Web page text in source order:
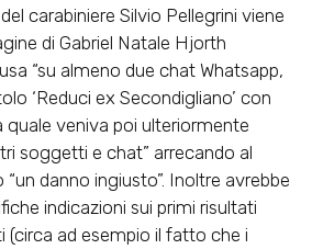
carabiniere Silvio Pellegrini viene
di Gabriel Natale Hjorth
“su almeno due chat Whatsapp,
‘Reduci ex Secondigliano’ con
quale veniva poi ulteriormente
soggetti e chat” arrecando al
danno ingiusto”. Inoltre avrebbe
indicazioni sui primi risultati
ad esempio il fatto che i